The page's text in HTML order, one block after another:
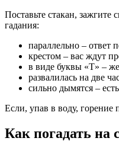
Поставьте стакан, зажгите
гадания:
параллельно – ответ
крестом – вас ждут
в виде буквы «Т» –
развалилась на две
сильно дымятся –
Если, упав в воду, горение
Как погадать на